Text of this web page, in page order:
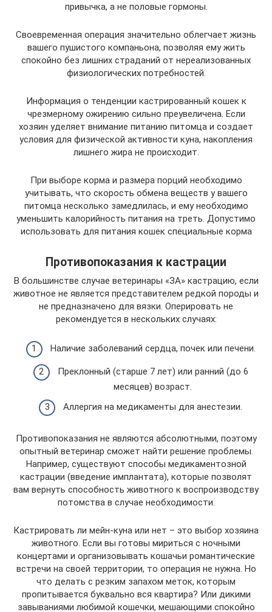
привычка, а не половые гормоны.
Своевременная операция значительно облегчает жизнь
вашего пушистого компаньона, позволяя ему жить
спокойно без лишних страданий от нереализованных
физиологических потребностей.
Информация о тенденции кастрированный кошек к
чрезмерному ожирению сильно преувеличена. Если
хозяин уделяет внимание питанию питомца и создает
условия для физической активности куна, накопления
лишнего жира не происходит.
При выборе корма и размера порций необходимо
учитывать, что скорость обмена веществ у вашего
питомца несколько замедлилась, и ему необходимо
уменьшить калорийность питания на треть. Допустимо
использовать для питания кошек специальные корма
Противопоказания к кастрации
В большинстве случае ветеринары «ЗА» кастрацию, если
животное не является представителем редкой породы и
не предназначено для вязки. Оперировать не
рекомендуется в нескольких случаях:
Наличие заболеваний сердца, почек или печени.
Преклонный (старше 7 лет) или ранний (до 6
месяцев) возраст.
Аллергия на медикаменты для анестезии.
Противопоказания не являются абсолютными, поэтому
опытный ветеринар сможет найти решение проблемы.
Например, существуют способы медикаментозной
кастрации (введение имплантата), которые позволят
вам вернуть способность животного к воспроизводству
потомства в случае необходимости.
Кастрировать ли мейн-куна или нет – это выбор хозяина
животного. Если вы готовы мириться с ночными
концертами и организовывать кошачьи романтические
встречи на своей территории, то операция не нужна. Но
что делать с резким запахом меток, которым
пропитывается буквально вся квартира? Или дикими
завываниями любимой кошечки, мешающими спокойно